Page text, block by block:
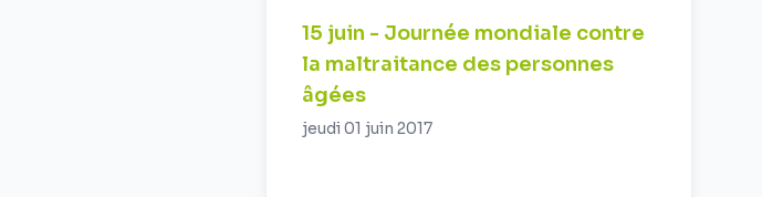
15 juin - Journée mondiale contre
la maltraitance des personnes
âgées
jeudi 01 juin 2017